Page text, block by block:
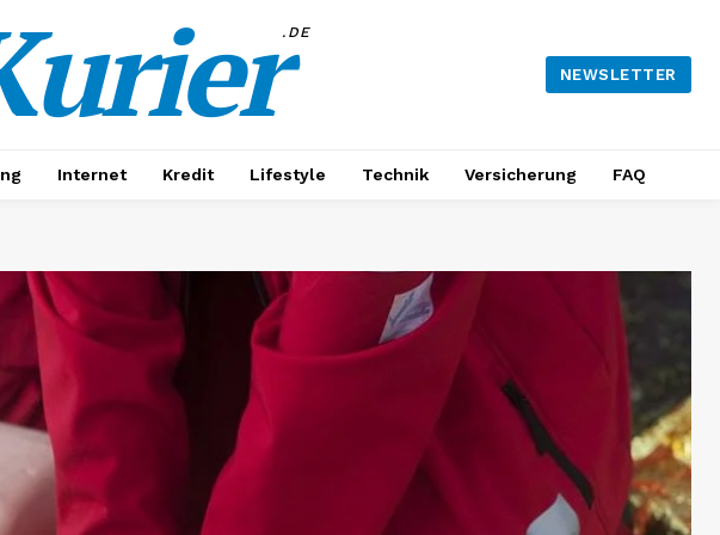
.DE
NEWSLETTER
Internet Kredit Lifestyle Technik Versicherung FAQ